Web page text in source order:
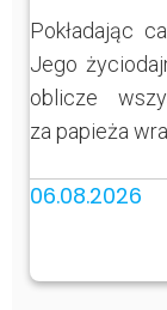
Pokładając
Jego
oblicze
za papieża
06.08.2026